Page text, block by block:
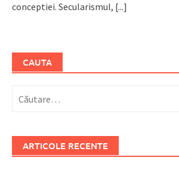
conceptiei. Secularismul, [...]
CAUTA
după:
ARTICOLE RECENTE